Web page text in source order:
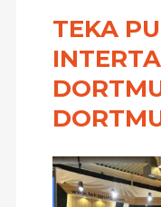
TEKA